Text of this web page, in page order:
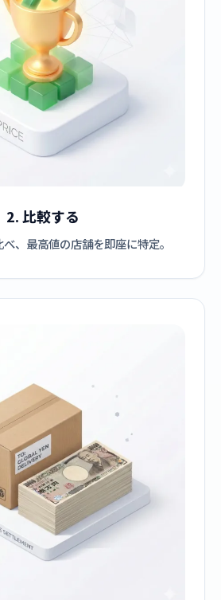
2. 比較する
、最高値の店舗を即座に特定。